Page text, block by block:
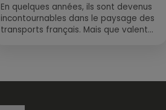
En quelques années, ils sont devenus
incontournables dans le paysage des
transports français. Mais que valent